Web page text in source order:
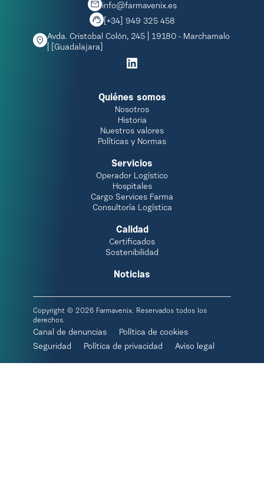
info@farmavenix.es
[+34] 949 325 458
Avda. Cristobal Colón, 245 | 19180 - Marchamalo
| [Guadalajara]
Quiénes somos
Nosotros
Historia
Nuestros valores
Políticas y Normas
Servicios
Operador Logístico
Hospitales
Cargo Services Farma
Consultoría Logística
Calidad
Certificados
Sostenibilidad
Noticias
Copyright © 2026 Farmavenix. Reservados todos los
derechos.
Canal de denuncias
Política de cookies
Seguridad
Política de privacidad Aviso legal